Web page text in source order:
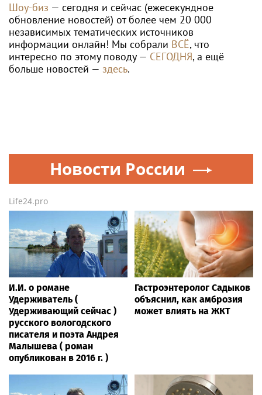
Шоу-биз — сегодня и сейчас (ежесекундное
обновление новостей) от более чем 20 000
независимых тематических источников
информации онлайн! Мы собрали ВСЁ, что
интересно по этому поводу — СЕГОДНЯ, а ещё
больше новостей — здесь.
Новости России
Life24.pro
И.И. о романе
Удерживатель (
Удерживающий сейчас )
русского вологодского
писателя и поэта Андрея
Малышева ( роман
опубликован в 2016 г. )
Гастроэнтеролог Садыков
объяснил, как амброзия
может влиять на ЖКТ